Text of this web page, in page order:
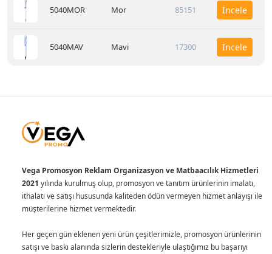
5040MOR Mor 85151 İncele
5040MAV Mavi 17300 İncele
Vega Promosyon Reklam Organizasyon ve Matbaacılık Hizmetleri
2021 yılında kurulmuş olup, promosyon ve tanıtım ürünlerinin imalatı,
ithalatı ve satışı hususunda kaliteden ödün vermeyen hizmet anlayışı ile
müşterilerine hizmet vermektedir.
Her geçen gün eklenen yeni ürün çeşitlerimizle, promosyon ürünlerinin
satışı ve baskı alanında sizlerin destekleriyle ulaştığımız bu başarıyı